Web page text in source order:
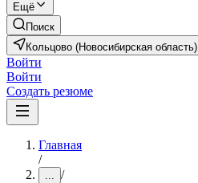
Ещё
Поиск
Кольцово (Новосибирская область)
Войти
Войти
Создать резюме
Главная
/
... /